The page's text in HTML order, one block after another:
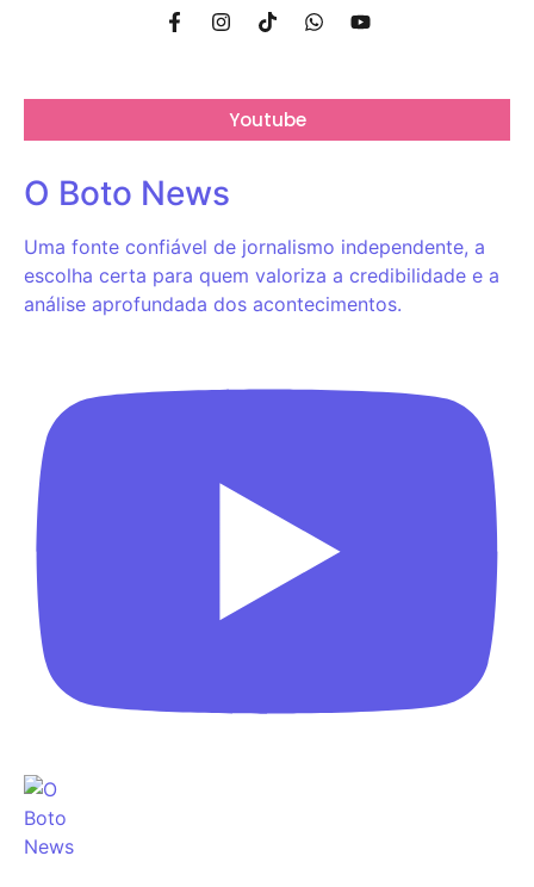
Youtube
O Boto News
Uma fonte confiável de jornalismo independente, a
escolha certa para quem valoriza a credibilidade e a
análise aprofundada dos acontecimentos.